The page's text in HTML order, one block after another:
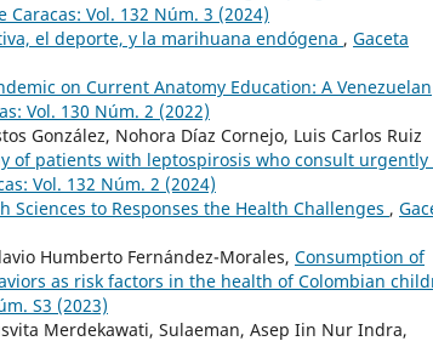
Caracas: Vol. 132 Núm. 3 (2024)
el deporte, y la marihuana endógena , Gaceta
on Current Anatomy Education: A Venezuelan
Vol. 130 Núm. 2 (2022)
González, Nohora Díaz Cornejo, Luis Carlos Ruiz
of patients with leptospirosis who consult urgently
Vol. 132 Núm. 2 (2024)
to Responses the Health Challenges ,
Humberto Fernández-Morales, Consumption of
as risk factors in the health of Colombian
S3 (2023)
Merdekawati, Sulaeman, Asep Iin Nur Indra,